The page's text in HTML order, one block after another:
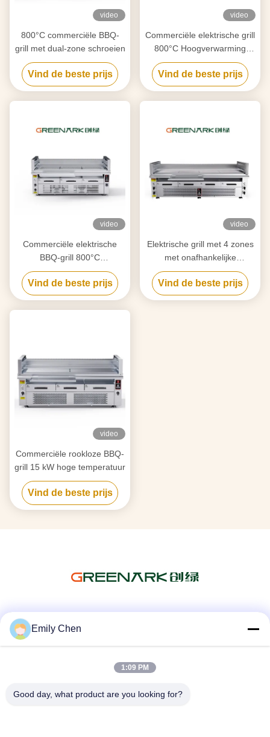
video
800°C commerciële BBQ-
grill met dual-zone schroeien
Vind de beste prijs
video
Commerciële elektrische grill
800°C Hoogverwarming
6,5kW CE-gecertificeerd
Vind de beste prijs
video
Commerciële elektrische
BBQ-grill 800°C
Hoogwarmte 3-zone koken
Vind de beste prijs
video
Elektrische grill met 4 zones
met onafhankelijke
bediening van 800°C
Vind de beste prijs
video
Commerciële rookloze BBQ-
grill 15 kW hoge temperatuur
Vind de beste prijs
Emily Chen
1:09 PM
Good day, what product are you looking for?